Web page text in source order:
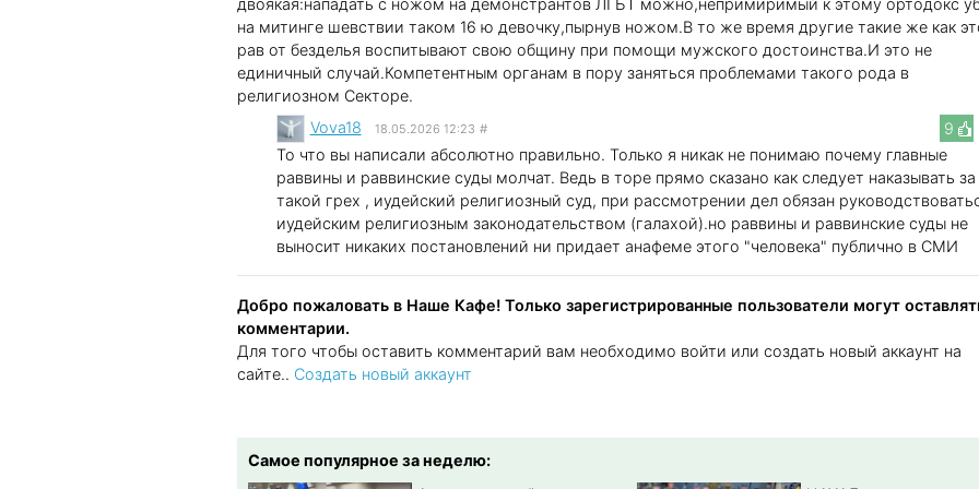
двоякая:нападать с ножом на демонстрантов ЛГБТ можно,непримиримый к этому ортодокс
на митинге шевствии таком 16 ю девочку,пырнув ножом.В то же время другие такие же как
рав от безделья воспитывают свою общину при помощи мужского достоинства.И это не
единичный случай.Компетентным органам в пору заняться проблемами такого рода в
религиозном Секторе.
9
Vova18 18.05.2026 12:23 #
То что вы написали абсолютно правильно. Только я никак не понимаю почему главные
раввины и раввинские суды молчат. Ведь в торе прямо сказано как следует наказывать за
такой грех , иудейский религиозный суд, при рассмотрении дел обязан
иудейским религиозным законодательством (галахой).но раввины и раввинские суды не
выносит никаких постановлений ни придает анафеме этого "человека" публично в СМИ
Добро пожаловать в Наше Кафе! Только зарегистрированные пользователи могут
комментарии.
Для того чтобы оставить комментарий вам необходимо войти или создать новый аккаунт на
сайте.. Создать новый аккаунт
Самое популярное за неделю: